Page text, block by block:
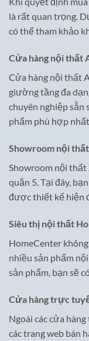
là rất quan trọng.
có thể tham khảo
Cửa hàng nội thất
Cửa hàng nội thất
giường tầng đa
chuyên nghiệp sẵn
phẩm phù hợp
Showroom nội
Showroom nội thất
quận 5. Tại đây,
được thiết kế hiện
Siêu thị nội thất
HomeCenter
nhiều sản phẩm
sản phẩm, bạn sẽ
Cửa hàng trực
Ngoài các cửa
các trang web bán